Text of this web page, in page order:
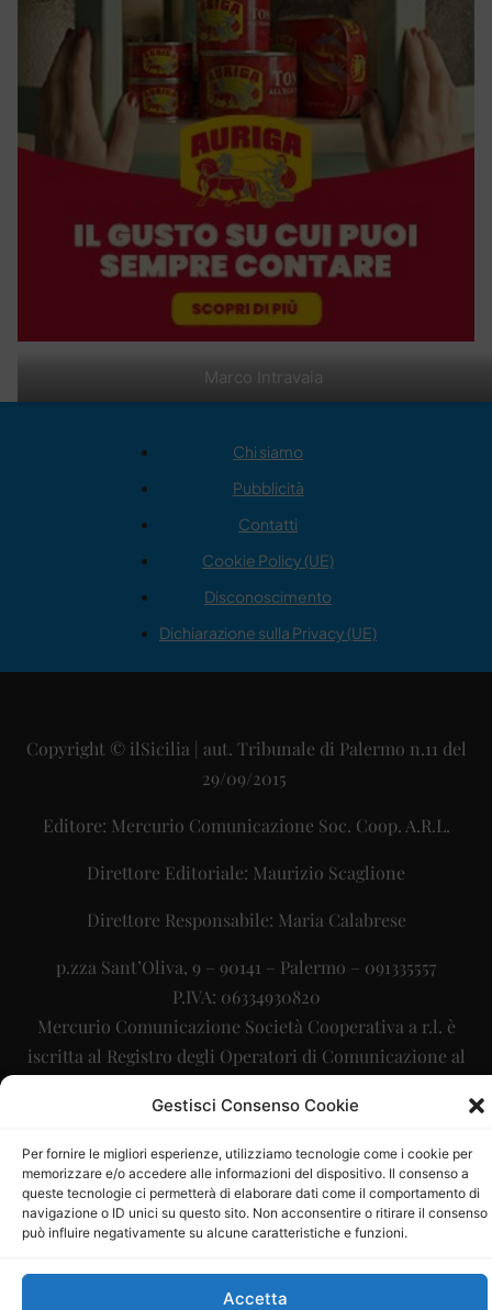
Gestisci Consenso Cookie
Per fornire le migliori esperienze, utilizziamo tecnologie come i cookie per
memorizzare e/o accedere alle informazioni del dispositivo. Il consenso a
queste tecnologie ci permetterà di elaborare dati come il comportamento di
navigazione o ID unici su questo sito. Non acconsentire o ritirare il consenso
può influire negativamente su alcune caratteristiche e funzioni.
Accetta
Marco Intravaia
Chi siamo
Pubblicità
Contatti
Cookie Policy (UE)
Disconoscimento
Dichiarazione sulla Privacy (UE)
Copyright © ilSicilia | aut. Tribunale di Palermo n.11 del
29/09/2015
Editore: Mercurio Comunicazione Soc. Coop. A.R.L.
Direttore Editoriale: Maurizio Scaglione
Direttore Responsabile: Maria Calabrese
p.zza Sant’Oliva, 9 – 90141 – Palermo – 091335557
P.IVA: 06334930820
Mercurio Comunicazione Società Cooperativa a r.l. è
iscritta al Registro degli Operatori di Comunicazione al